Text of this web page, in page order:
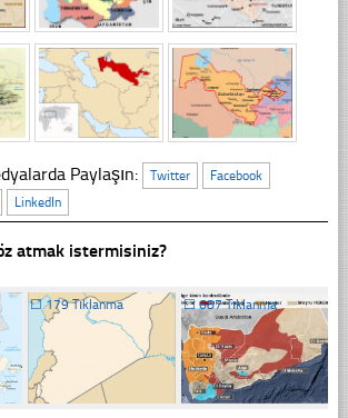
Paylaşın: Twitter
Facebook
LinkedIn
atmak istermisiniz?
☐179 Tıklanma ☐687 Tıklanma